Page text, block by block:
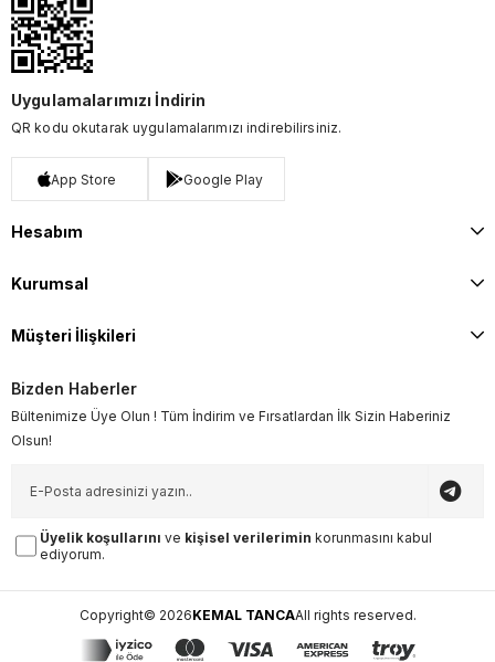
Uygulamalarımızı İndirin
QR kodu okutarak uygulamalarımızı indirebilirsiniz.
App Store Google Play
Hesabım
Kurumsal
Müşteri İlişkileri
Bizden Haberler
Bültenimize Üye Olun ! Tüm İndirim ve Fırsatlardan İlk Sizin Haberiniz
Olsun!
Üyelik koşullarını ve kişisel verilerimin korunmasını kabul
ediyorum.
Copyright© 2026KEMAL TANCAAll rights reserved.